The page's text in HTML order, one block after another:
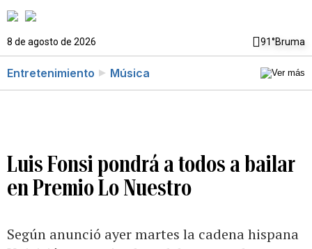
8 de agosto de 2026 91°Bruma
Entretenimiento Música
Luis Fonsi pondrá a todos a bailar
en Premio Lo Nuestro
Según anunció ayer martes la cadena hispana